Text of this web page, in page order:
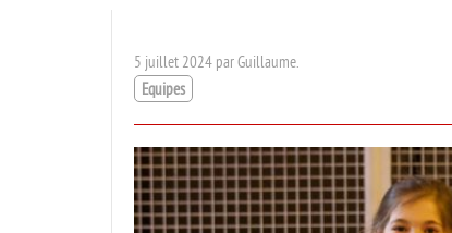
5 juillet 2024 par Guillaume.
Equipes